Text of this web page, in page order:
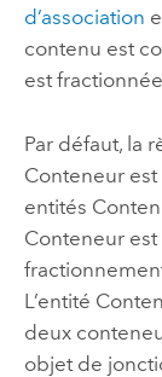
d’association
contenu est
est
Par défaut, la
Conteneur est
entités
Conteneur
L’entité
deux
objet de